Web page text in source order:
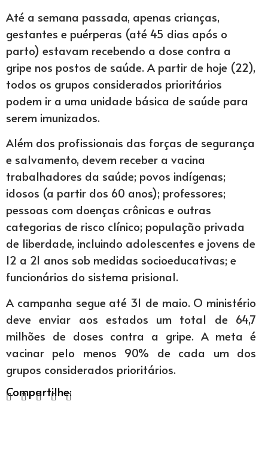
Até a semana passada, apenas crianças,
gestantes e puérperas (até 45 dias após o
parto) estavam recebendo a dose contra a
gripe nos postos de saúde. A partir de hoje (22),
todos os grupos considerados prioritários
podem ir a uma unidade básica de saúde para
serem imunizados.
Além dos profissionais das forças de segurança
e salvamento, devem receber a vacina
trabalhadores da saúde; povos indígenas;
idosos (a partir dos 60 anos); professores;
pessoas com doenças crônicas e outras
categorias de risco clínico; população privada
de liberdade, incluindo adolescentes e jovens de
12 a 21 anos sob medidas socioeducativas; e
funcionários do sistema prisional.
A campanha segue até 31 de maio. O ministério
deve enviar aos estados um total de 64,7
milhões de doses contra a gripe. A meta é
vacinar pelo menos 90% de cada um dos
grupos considerados prioritários.
Compartilhe: